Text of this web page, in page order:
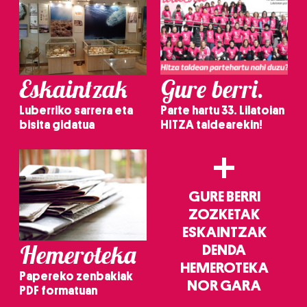
Eskaintzak
Luberriko sarrera eta
bisita gidatua
Gure berri.
Parte hartu 33. Lilatoian
HITZA taldearekin!
Hemeroteka
Papereko zenbakiak
PDF formatuan
+
GURE BERRI
ZOZKETAK
ESKAINTZAK
DENDA
HEMEROTEKA
NOR GARA